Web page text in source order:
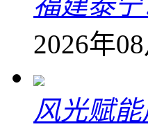
2026年
风光赋